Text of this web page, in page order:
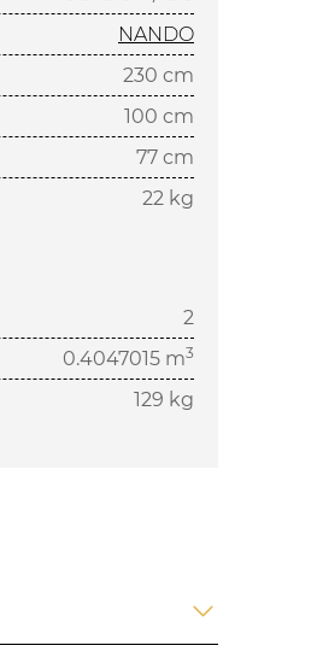
NANDO
230 cm
100 cm
77 cm
22 kg
2
0.4047015 m3
129 kg